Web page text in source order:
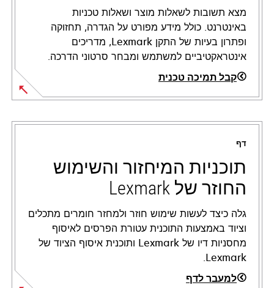
מצא תשובות לשאלות מוצר ושאלות טכניות
באינטרנט. כולל מידע מפורט על הגדרה, תחזוקה
ופתרון בעיות של התקן Lexmark, מדריכים
אינטראקטיביים למשתמש ומבחר סרטוני הדרכה.
קבל תמיכה טכנית
opens
in
new
tab
דף
תוכניות המיחזור והשימוש
החוזר של Lexmark
גלה כיצד לעשות שימוש חוזר ולמחזר חומרים מתכלים
וציוד באמצעות התוכנית עטורת הפרסים לאיסוף
מחסניות דיו של Lexmark ותוכנית איסוף הציוד של
Lexmark.
למעבר לדף